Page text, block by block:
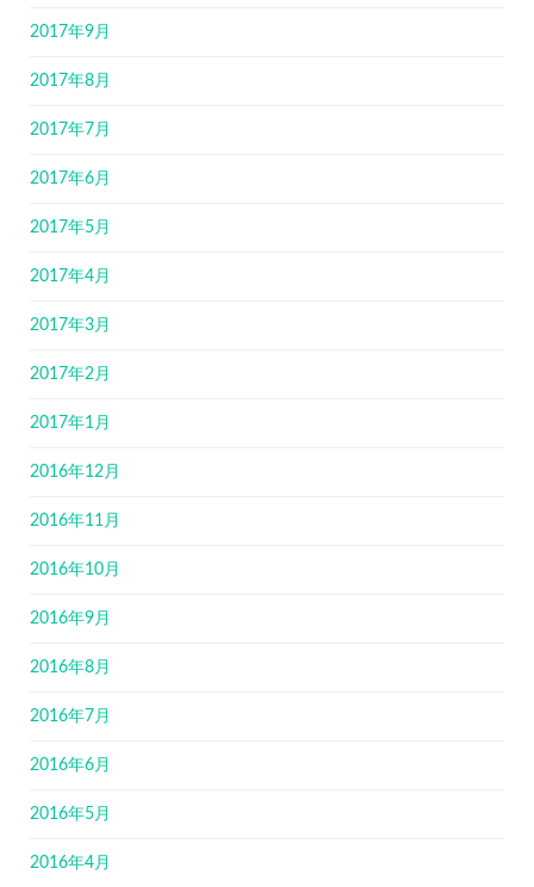
2017年9月
2017年8月
2017年7月
2017年6月
2017年5月
2017年4月
2017年3月
2017年2月
2017年1月
2016年12月
2016年11月
2016年10月
2016年9月
2016年8月
2016年7月
2016年6月
2016年5月
2016年4月